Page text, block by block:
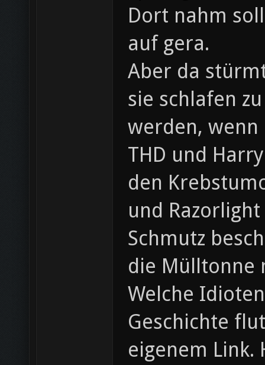
Dort nahm
auf gera.
Aber da
sie schlafen
werden, wenn
THD und
den
und
Schmutz
die Mülltonne
Welche
Geschichte
eigenem Link.